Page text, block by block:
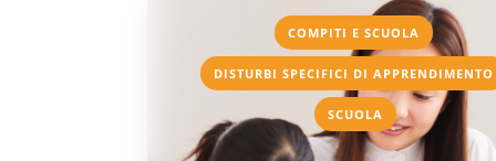
COMPITI E SCUOLA ,
DISTURBI SPECIFICI DI APPRENDIMENTO
SCUOLA